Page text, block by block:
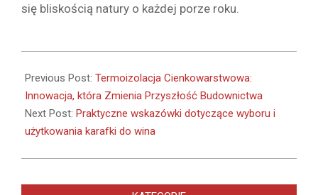
się bliskością natury o każdej porze roku.
08-
28
Previous Post: Termoizolacja Cienkowarstwowa:
Innowacja, która Zmienia Przyszłość Budownictwa
Next Post: Praktyczne wskazówki dotyczące wyboru i
użytkowania karafki do wina